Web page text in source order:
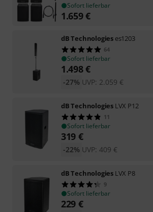
Sofort lieferbar
1.659€
dB Technologies es1203
64
Sofort lieferbar
1.498€
UVP: 2.059 €
-27%
dB Technologies LVX P12
11
Sofort lieferbar
319 €
UVP: 409 €
-22%
dB Technologies LVX P8
9
Sofort lieferbar
229 €